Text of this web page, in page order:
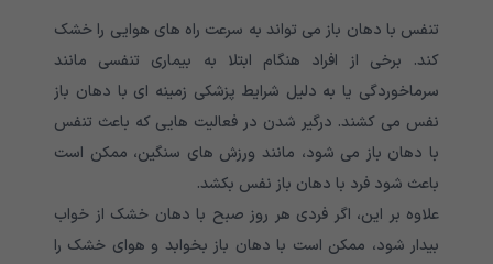
تنفس با دهان باز می تواند به سرعت راه های هوایی را خشک
کند. برخی از افراد هنگام ابتلا به بیماری تنفسی مانند
سرماخوردگی یا به دلیل شرایط پزشکی زمینه ای با دهان باز
نفس می کشند. درگیر شدن در فعالیت هایی که باعث تنفس
با دهان باز می شود، مانند ورزش های سنگین، ممکن است
باعث شود فرد با دهان باز نفس بکشد.
علاوه بر این، اگر فردی هر روز صبح با دهان خشک از خواب
بیدار شود، ممکن است با دهان باز بخوابد و هوای خشک را